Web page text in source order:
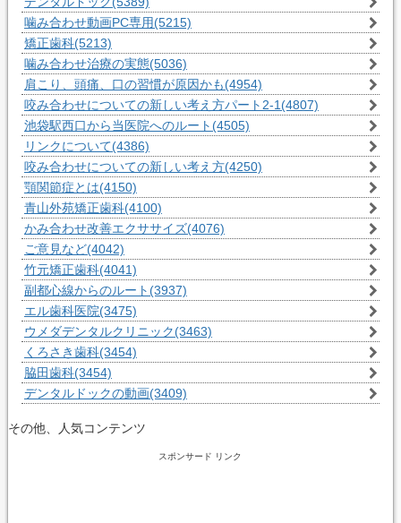
噛み合わせ動画PC専用(5215)
矯正歯科(5213)
噛み合わせ治療の実態(5036)
肩こり、頭痛、口の習慣が原因かも(4954)
咬み合わせについての新しい考え方パート2-1(4807)
池袋駅西口から当医院へのルート (4505)
リンクについて(4386)
咬み合わせについての新しい考え方(4250)
顎関節症とは(4150)
青山外苑矯正歯科(4100)
かみ合わせ改善エクササイズ(4076)
ご意見など(4042)
竹元矯正歯科(4041)
副都心線からのルート (3937)
エル歯科医院(3475)
ウメダデンタルクリニック(3463)
くろさき歯科(3454)
脇田歯科(3454)
デンタルドックの動画(3409)
その他、人気コンテンツ
スポンサード リンク